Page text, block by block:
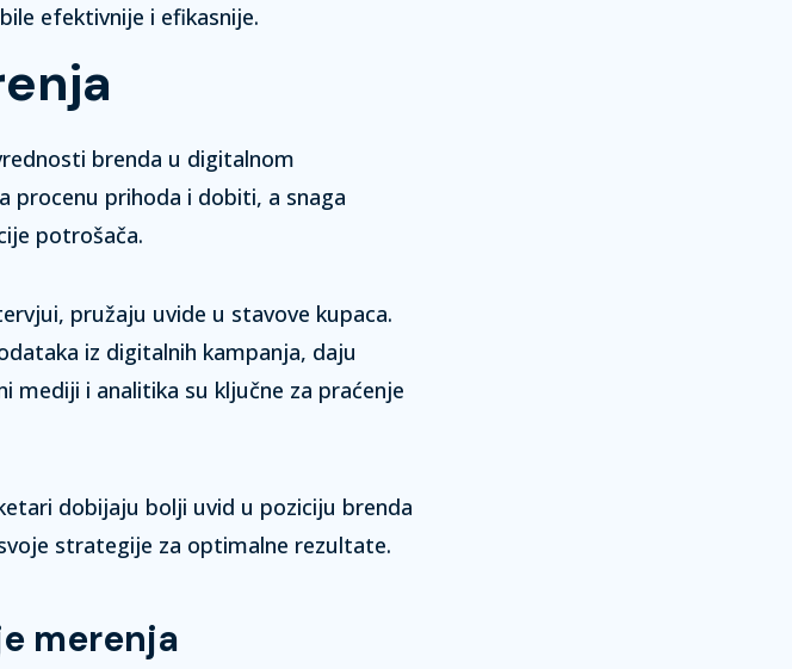
efektivnije i efikasnije.
brenda u digitalnom
procenu prihoda i dobiti, a snaga
potrošača.
pružaju uvide u stavove kupaca.
iz digitalnih kampanja, daju
mediji i analitika su ključne za praćenje
dobijaju bolji uvid u poziciju brenda
strategije za optimalne rezultate.
merenja